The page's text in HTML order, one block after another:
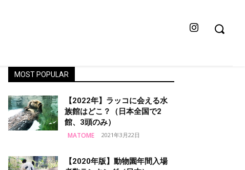
MOST POPULAR
【2022年】ラッコに会える水
族館はどこ？（日本全国で2
館、3頭のみ）
MATOME 2021年3月22日
【2020年版】動物園年間入場